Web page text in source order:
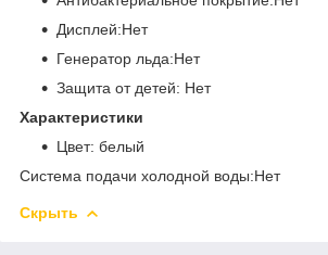
Дисплей:Нет
Генератор льда:Нет
Защита от детей: Нет
Характеристики
Цвет: белый​​​​​​​
Система подачи холодной воды:Нет
Скрыть